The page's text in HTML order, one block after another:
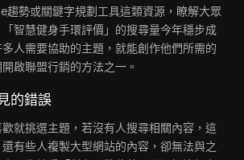
趨勢或關鍵字規劃工具這類資源，瞭解大眾
智慧健身手環評價」的搜尋量今年穩步成
人需要協助的主題，就能創作他們所需的
啟聯盟行銷的方法之一。
的錯誤
就挑選主題，若沒有人搜尋相關內容，這
有些人複製大型網站的內容，卻無法與之